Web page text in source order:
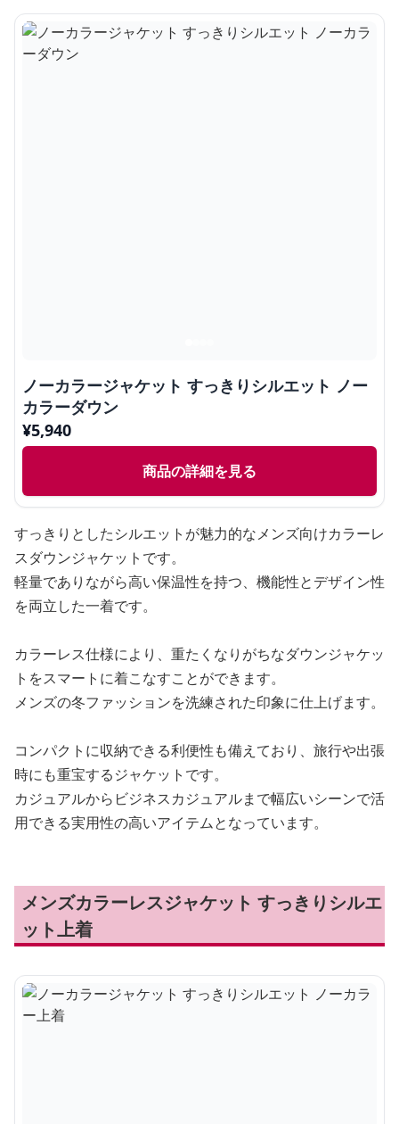
ノーカラージャケット すっきりシルエット ノー
カラーダウン
¥5,940
商品の詳細を見る
すっきりとしたシルエットが魅力的なメンズ向けカラーレ
スダウンジャケットです。
軽量でありながら高い保温性を持つ、機能性とデザイン性
を両立した一着です。
カラーレス仕様により、重たくなりがちなダウンジャケッ
トをスマートに着こなすことができます。
メンズの冬ファッションを洗練された印象に仕上げます。
コンパクトに収納できる利便性も備えており、旅行や出張
時にも重宝するジャケットです。
カジュアルからビジネスカジュアルまで幅広いシーンで活
用できる実用性の高いアイテムとなっています。
メンズカラーレスジャケット すっきりシルエ
ット上着